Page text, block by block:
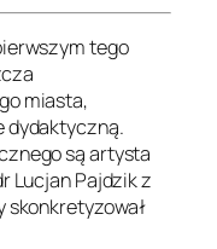
tego
miasta,
dydaktyczną.
są artysta
Lucjan Pajdzik z